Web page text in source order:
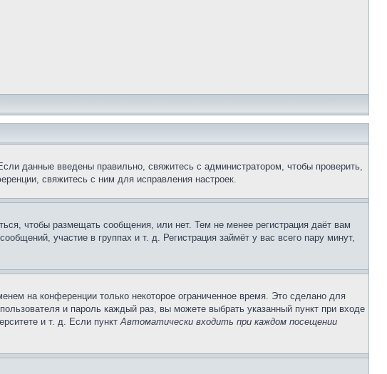
данные введены правильно, свяжитесь с администратором, чтобы проверить,
свяжитесь с ним для исправления настроек.
чтобы размещать сообщения, или нет. Тем не менее регистрация даёт вам
участие в группах и т. д. Регистрация займёт у вас всего пару минут,
на конференции только некоторое ограниченное время. Это сделано для
и пароль каждый раз, вы можете выбрать указанный пункт при входе
и т. д. Если пунктАвтоматически входить при каждом посещении